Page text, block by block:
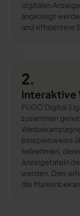
digitalen
angezeigt
und effizientere
2.
Interaktive
FUGO Digital
zusammen
beispielsweise
teilnehmen,
Anzeigetafeln
werden. Dies
die